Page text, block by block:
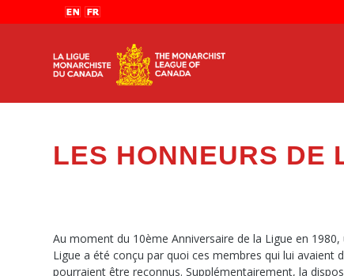
LES HONNEURS DE
Au moment du 10ème Anniversaire de la Ligue en 1980,
Ligue a été conçu par quoi ces membres qui lui avaient
pourraient être reconnus. Supplémentairement, la